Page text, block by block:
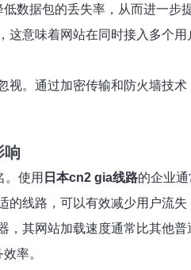
数据包的丢失率，从而进一步
这意味着网站在同时接入多个
视。通过加密传输和防火墙技
响
。使用 日本cn2 gia线路的企业
线路，可以有效减少用户流失
，其网站加载速度通常比其他
率。